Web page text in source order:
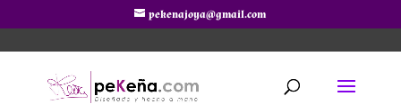
pekenajoya@gmail.com